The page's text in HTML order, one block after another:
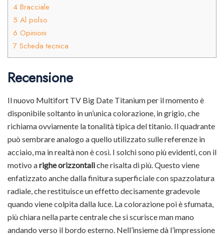
4 Bracciale
5 Al polso
6 Opinioni
7 Scheda tecnica
Recensione
Il nuovo Multifort TV Big Date Titanium per il momento è
disponibile soltanto in un’unica colorazione, in grigio, che
richiama ovviamente la tonalità tipica del titanio. Il quadrante
può sembrare analogo a quello utilizzato sulle referenze in
acciaio, ma in realtà non è così. I solchi sono più evidenti, con il
motivo arighe orizzontaliche risalta di più. Questo viene
enfatizzato anche dalla finitura superficiale con spazzolatura
radiale, che restituisce un effetto decisamente gradevole
quando viene colpita dalla luce. La colorazione poi è sfumata,
più chiara nella parte centrale che si scurisce man mano
andando verso il bordo esterno. Nell’insieme dà l’impressione